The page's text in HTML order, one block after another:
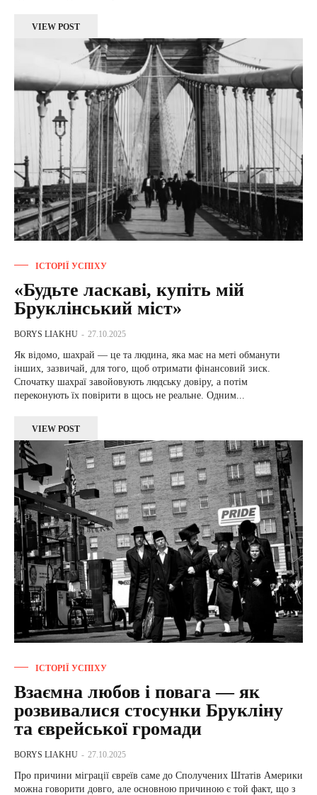
VIEW POST
ІСТОРІЇ УСПІХУ
«Будьте ласкаві, купіть мій
Бруклінський міст»
BORYS LIAKHU - 27.10.2025
Як відомо, шахрай — це та людина, яка має на меті обманути
інших, зазвичай, для того, щоб отримати фінансовий зиск.
Спочатку шахраї завойовують людську довіру, а потім
переконують їх повірити в щось не реальне. Одним...
VIEW POST
ІСТОРІЇ УСПІХУ
Взаємна любов і повага — як
розвивалися стосунки Брукліну
та єврейської громади
BORYS LIAKHU - 27.10.2025
Про причини міграції євреїв саме до Сполучених Штатів Америки
можна говорити довго, але основною причиною є той факт, що з